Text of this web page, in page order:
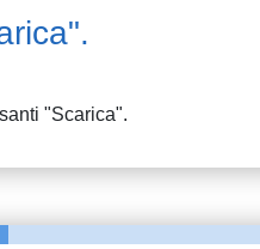
"Scarica".